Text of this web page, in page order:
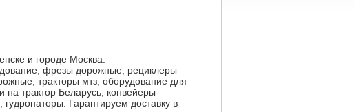
и городе Москва:
фрезы дорожные, рециклеры
тракторы мтз, оборудование для
на трактор Беларусь, конвейеры
Гарантируем доставку в